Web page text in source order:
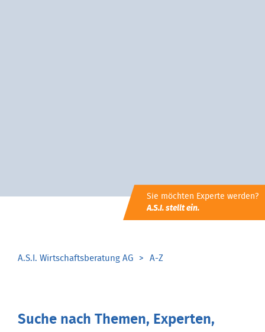
Sie möchten Experte werden?
A.S.I. stellt ein.
A.S.I. Wirtschaftsberatung AG A-Z
Suche nach Themen, Experten,